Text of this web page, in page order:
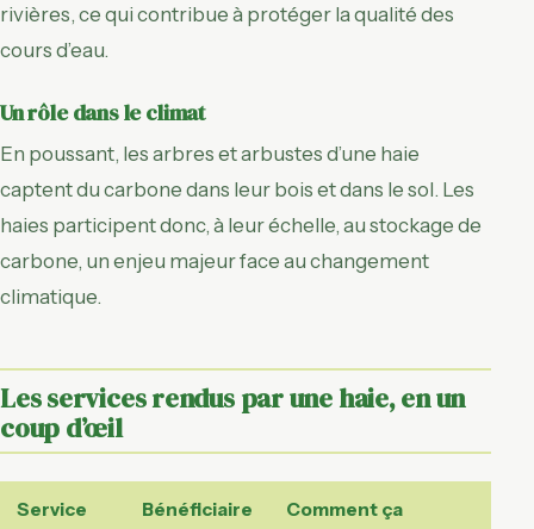
rivières, ce qui contribue à protéger la qualité des
cours d’eau.
Un rôle dans le climat
En poussant, les arbres et arbustes d’une haie
captent du carbone dans leur bois et dans le sol. Les
haies participent donc, à leur échelle, au stockage de
carbone, un enjeu majeur face au changement
climatique.
Les services rendus par une haie, en un
coup d’œil
Service
Bénéficiaire
Comment ça